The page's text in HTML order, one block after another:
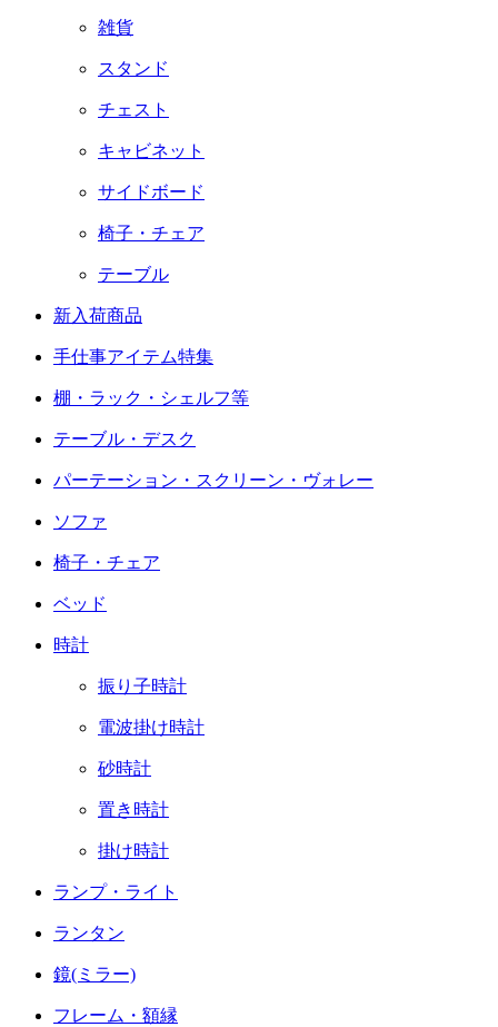
雑貨
スタンド
チェスト
キャビネット
サイドボード
椅子・チェア
テーブル
新入荷商品
手仕事アイテム特集
棚・ラック・シェルフ等
テーブル・デスク
パーテーション・スクリーン・ヴォレー
ソファ
椅子・チェア
ベッド
時計
振り子時計
電波掛け時計
砂時計
置き時計
掛け時計
ランプ・ライト
ランタン
鏡(ミラー)
フレーム・額縁